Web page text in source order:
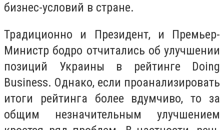
бизнес-условий в стране.
Традиционно и Президент, и Премьер-
Министр бодро отчитались об улучшении
позиций Украины в рейтинге Doing
Business. Однако, если проанализировать
итоги рейтинга более вдумчиво, то за
общим незначительным улучшением